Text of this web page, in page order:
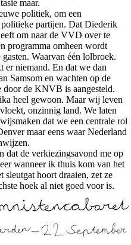
maar.
politiek, om een
partijen. Dat Diederik
om naar de VVD over te
programma omheen wordt
Waarvan één lolbroek.
er niemand. En dat we dan
Samsom en wachten op de
door de KNVB is aangesteld.
heel gewoon. Maar wij leven
onzinnig land. We laten
dat we een centrale rol
maar eens waar Nederland
dat de verkiezingsavond me op
wanneer ik thuis kom van het
hoort draaien, zet ze
hoek al niet goed voor is.